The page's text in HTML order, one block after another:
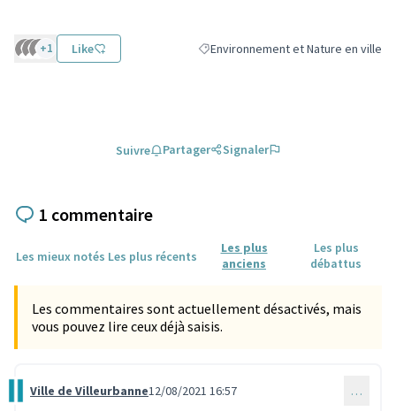
+1 Like Filtrer les résultats de la catégorie :
Environnement et Nature en ville
Suivre Partager Signaler
1 commentaire
Les mieux notés Les plus récents
Les plus
anciens
Les plus
débattus
Les commentaires sont actuellement désactivés, mais
vous pouvez lire ceux déjà saisis.
Commentaire 958
Ville de Villeurbanne12/08/2021 16:57 …